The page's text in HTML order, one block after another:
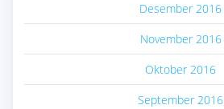
Desember 2016
November 2016
Oktober 2016
September 2016